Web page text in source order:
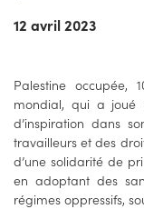
12 avril 2023
Palestine occupée,
mondial, qui a
d’inspiration dans
travailleurs et des
d’une solidarité de
en adoptant des
régimes oppressifs,